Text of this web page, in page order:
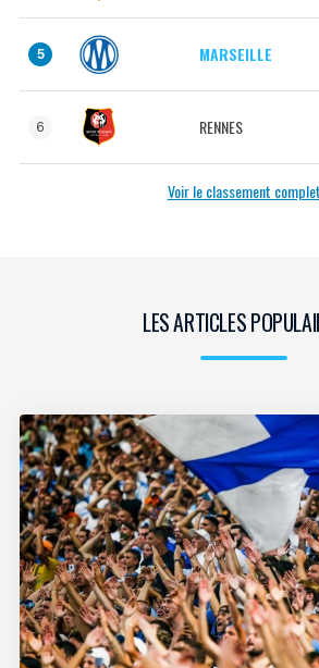
5 MARSEILLE
6 RENNES
Voir le classement complet
LES ARTICLES